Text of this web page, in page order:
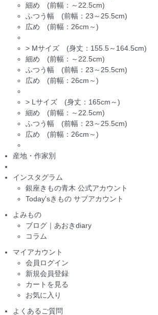
細め (前幅：～22.5cm)
ふつう幅 (前幅：23～25.5cm)
広め (前幅：26cm～)
> Mサイズ (身丈：155.5～164.5cm)
細め (前幅：～22.5cm)
ふつう幅 (前幅：23～25.5cm)
広め (前幅：26cm～)
> Lサイズ (身丈：165cm～)
細め (前幅：～22.5cm)
ふつう幅 (前幅：23～25.5cm)
広め (前幅：26cm～)
産地・作家別
インスタグラム
銀座きもの青木 公式アカウント
Today'sきもの サブアカウント
よみもの
ブログ｜あおきdiary
コラム
マイアカウント
会員ログイン
新規会員登録
カートを見る
お気に入り
よくあるご質問